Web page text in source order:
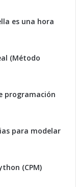
es una hora
(Método
programación
para modelar
(CPM)